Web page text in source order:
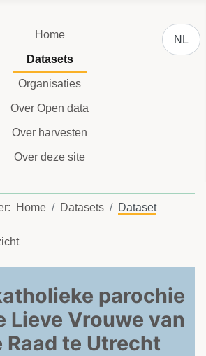
Home
Datasets
Organisaties
Over Open data
Over harvesten
Over deze site
NL
Home Datasets Dataset
parochie
Lieve Vrouwe van
Raad te Utrecht